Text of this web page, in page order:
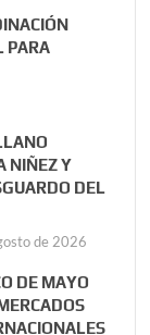
PARA
NIÑEZ Y
DEL
de 2026
DE MAYO